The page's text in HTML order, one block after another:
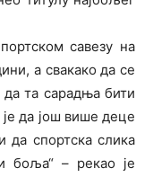
савезу на
а свакако да се
та сарадња бити
да још више деце
спортска слика
боља“ – рекао је